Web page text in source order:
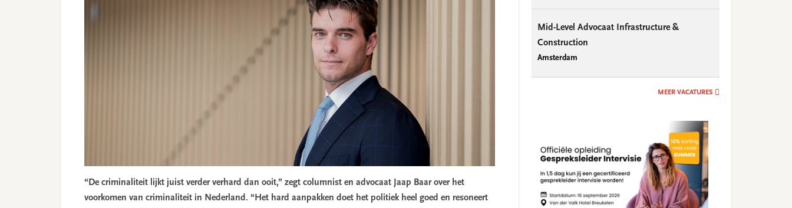
“De criminaliteit l­ijkt juist verder verhard dan ooit,” zegt columnist en advocaat Jaap Baar over het
voorkomen van criminaliteit in Nederland. “Het hard aanpakken doet het politiek heel goed en resoneert
Mid-Level Advocaat Infrastructure &
Construction
Amsterdam
MEER VACATURES